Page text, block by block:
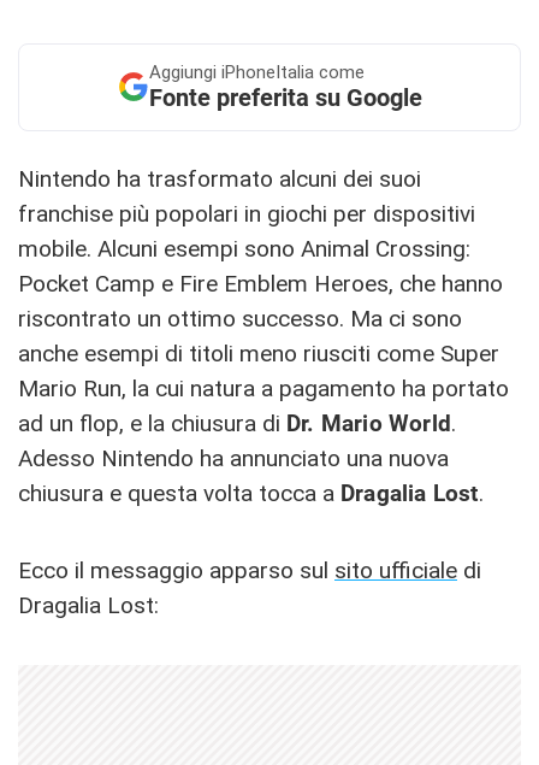
Aggiungi iPhoneItalia come
Fonte preferita su Google
Nintendo ha trasformato alcuni dei suoi
franchise più popolari in giochi per dispositivi
mobile. Alcuni esempi sono Animal Crossing:
Pocket Camp e Fire Emblem Heroes, che hanno
riscontrato un ottimo successo. Ma ci sono
anche esempi di titoli meno riusciti come Super
Mario Run, la cui natura a pagamento ha portato
ad un flop, e la chiusura di Dr. Mario World.
Adesso Nintendo ha annunciato una nuova
chiusura e questa volta tocca a Dragalia Lost.
Ecco il messaggio apparso sul sito ufficiale di
Dragalia Lost: